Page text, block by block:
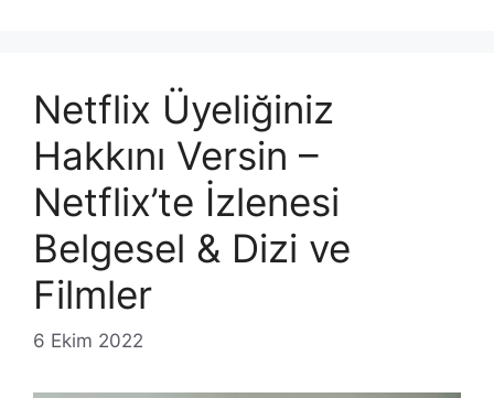
Netflix Üyeliğiniz
Hakkını Versin –
Netflix’te İzlenesi
Belgesel & Dizi ve
Filmler
6 Ekim 2022